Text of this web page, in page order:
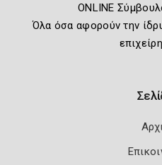
ONLINE
Όλα όσα αφορούν την